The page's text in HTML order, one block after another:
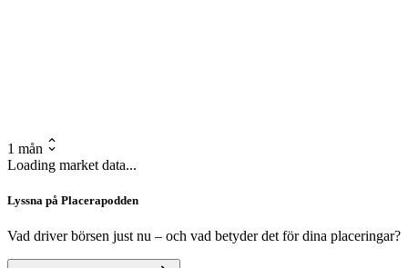
1 mån
Loading market data...
Lyssna på Placerapodden
Vad driver börsen just nu – och vad betyder det för dina placeringar?